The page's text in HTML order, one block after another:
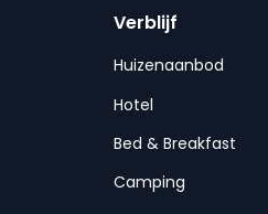
Verblijf
Huizenaanbod
Hotel
Bed & Breakfast
Camping